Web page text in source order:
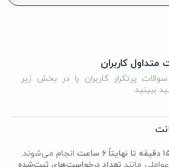
متداول کاربران
پرتکرار کاربران را در بخش زیر
ببینید.
نهایتاً ۶ ساعت
انجام می‌شوند.